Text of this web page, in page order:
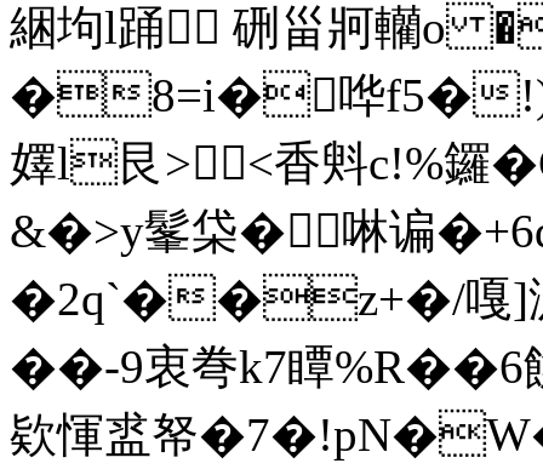
綑坸l踊 硎甾牁轥o
�8=i�哗f5�!)
嬕l艮><香斞c!%鑼
&�>y髼柋�啉谝
�2q`��z+�/嘎]淀
��-9衷弮k7瞫
欵惲盚帑